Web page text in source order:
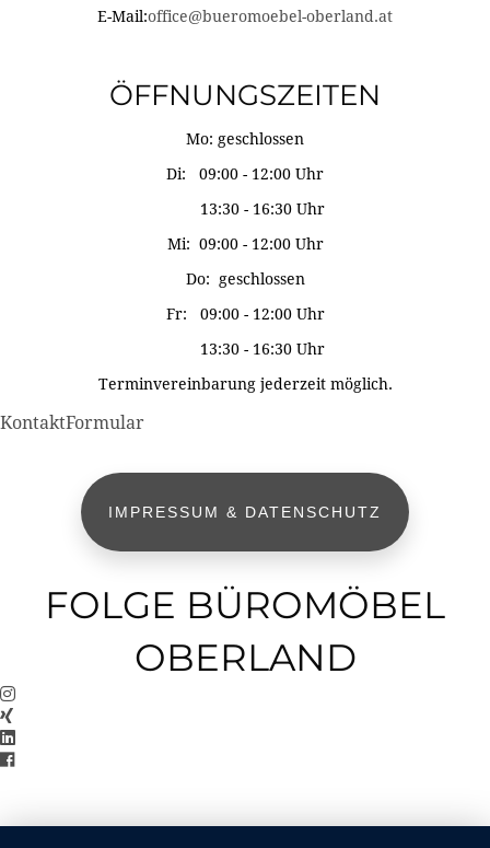
E-Mail:office@bueromoebel-oberland.at
ÖFFNUNGSZEITEN
Mo: geschlossen
Di: 09:00 - 12:00 Uhr
13:30 - 16:30 Uhr
Mi: 09:00 - 12:00 Uhr
Do: geschlossen
Fr: 09:00 - 12:00 Uhr
13:30 - 16:30 Uhr
Terminvereinbarung jederzeit möglich.
KontaktFormular
IMPRESSUM & DATENSCHUTZ
FOLGE BÜROMÖBEL
OBERLAND